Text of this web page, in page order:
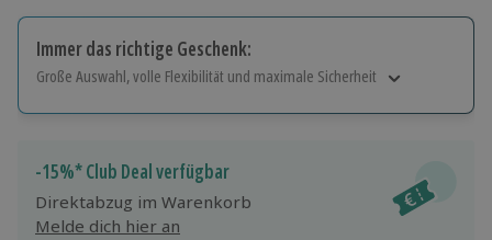
Immer das richtige Geschenk:
Große Auswahl, volle Flexibilität und maximale Sicherheit
Jeder Gutschein für alle Erlebnisse einlösbar.
Maximale Sicherheit
3 Jahre gültig & verlängerbar.
-15%* Club Deal verfügbar
Direktabzug im Warenkorb
Melde dich hier an